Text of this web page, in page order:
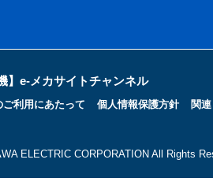
】e-メカサイトチャンネル
利用にあたって 個人情報保護方針 関
ELECTRIC CORPORATION All Rights